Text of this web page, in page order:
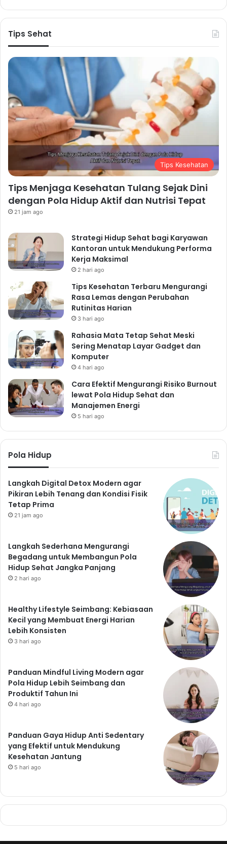
Tips Sehat
Tips Kesehatan
Tips Menjaga Kesehatan Tulang Sejak Dini
dengan Pola Hidup Aktif dan Nutrisi Tepat
21 jam ago
Strategi Hidup Sehat bagi Karyawan
Kantoran untuk Mendukung Performa
Kerja Maksimal
2 hari ago
Tips Kesehatan Terbaru Mengurangi
Rasa Lemas dengan Perubahan
Rutinitas Harian
3 hari ago
Rahasia Mata Tetap Sehat Meski
Sering Menatap Layar Gadget dan
Komputer
4 hari ago
Cara Efektif Mengurangi Risiko Burnout
lewat Pola Hidup Sehat dan
Manajemen Energi
5 hari ago
Pola Hidup
Langkah Digital Detox Modern agar
Pikiran Lebih Tenang dan Kondisi Fisik
Tetap Prima
21 jam ago
Langkah Sederhana Mengurangi
Begadang untuk Membangun Pola
Hidup Sehat Jangka Panjang
2 hari ago
Healthy Lifestyle Seimbang: Kebiasaan
Kecil yang Membuat Energi Harian
Lebih Konsisten
3 hari ago
Panduan Mindful Living Modern agar
Pola Hidup Lebih Seimbang dan
Produktif Tahun Ini
4 hari ago
Panduan Gaya Hidup Anti Sedentary
yang Efektif untuk Mendukung
Kesehatan Jantung
5 hari ago